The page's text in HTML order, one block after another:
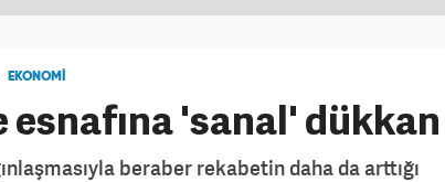
EKONOMİ
esnafına 'sanal' dükkan
beraber rekabetin daha da arttığı